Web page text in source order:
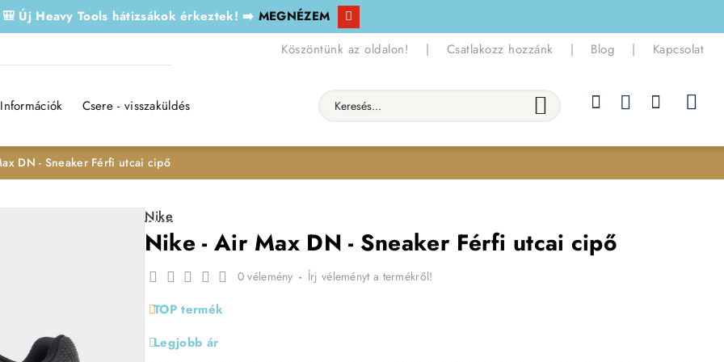
🎒 Új Heavy Tools hátizsákok érkeztek! ➡️ MEGNÉZEM
Köszöntünk az oldalon! | Csatlakozz hozzánk | Blog | Kapcsolat
Információk Csere - visszaküldés Keresés...
DN - Sneaker Férfi utcai cipő
Nike
Nike - Air Max DN - Sneaker Férfi utcai cipő
TOP termék
Legjobb ár
0 vélemény - Írj véleményt a termékről!